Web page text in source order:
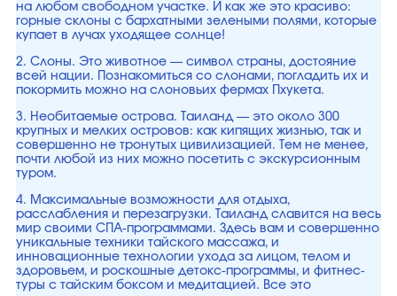
на любом свободном участке. И как же это красиво:
горные склоны с бархатными зелеными полями, которые
купает в лучах уходящее солнце!
2. Слоны. Это животное — символ страны, достояние
всей нации. Познакомиться со слонами, погладить их и
покормить можно на слоновьих фермах Пхукета.
3. Необитаемые острова. Таиланд — это около 300
крупных и мелких островов: как кипящих жизнью, так и
совершенно не тронутых цивилизацией. Тем не менее,
почти любой из них можно посетить с экскурсионным
туром.
4. Максимальные возможности для отдыха,
расслабления и перезагрузки. Таиланд славится на весь
мир своими СПА-программами. Здесь вам и совершенно
уникальные техники тайского массажа, и
инновационные технологии ухода за лицом, телом и
здоровьем, и роскошные детокс-программы, и фитнес-
туры с тайским боксом и медитацией. Все это